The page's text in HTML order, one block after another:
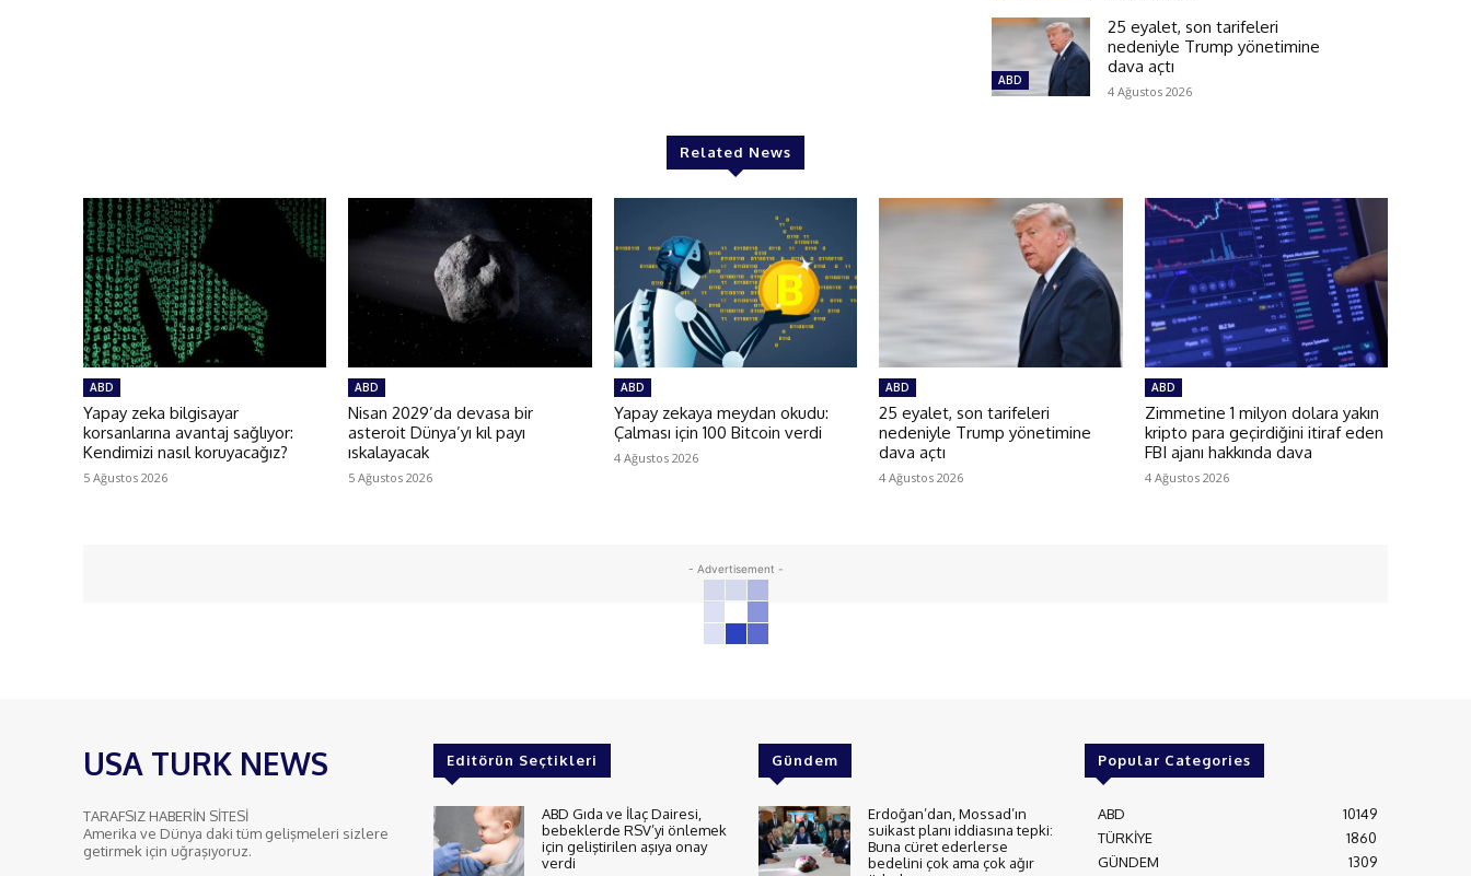
ABD
25 eyalet, son tarifeleri
nedeniyle Trump yönetimine
dava açtı
4 Ağustos 2026
Related News
ABD
Yapay zeka bilgisayar
korsanlarına avantaj sağlıyor:
Kendimizi nasıl koruyacağız?
5 Ağustos 2026
ABD
Nisan 2029’da devasa bir
asteroit Dünya’yı kıl payı
ıskalayacak
5 Ağustos 2026
ABD
Yapay zekaya meydan okudu:
Çalması için 100 Bitcoin verdi
4 Ağustos 2026
ABD
25 eyalet, son tarifeleri
nedeniyle Trump yönetimine
dava açtı
4 Ağustos 2026
ABD
Zimmetine 1 milyon dolara yakın
kripto para geçirdiğini itiraf eden
FBI ajanı hakkında dava
4 Ağustos 2026
- Advertisement -
USA TURK NEWS
TARAFSIZ HABERİN SİTESİ
Amerika ve Dünya daki tüm gelişmeleri sizlere
getirmek için uğraşıyoruz.
Editörün Seçtikleri
ABD Gıda ve İlaç Dairesi,
bebeklerde RSV’yi önlemek
için geliştirilen aşıya onay
verdi
Gündem
Erdoğan’dan, Mossad’ın
suikast planı iddiasına tepki:
Buna cüret ederlerse
bedelini çok ama çok ağır
Popular Categories
ABD
10149
TÜRKİYE
1860
GÜNDEM
1309